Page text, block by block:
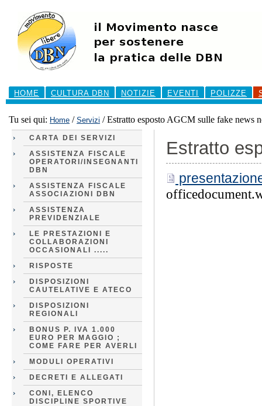
contenuti.
navigazione
Sezioni
HOME
CULTURA DBN NOTIZIE EVENTI POLIZZE
Tu sei qui: Home / Servizi /Estratto esposto AGCM sulle fake news
CARTA DEI SERVIZI
ASSISTENZA FISCALE
OPERATORI/INSEGNANTI
DBN
ASSISTENZA FISCALE
ASSOCIAZIONI DBN
ASSISTENZA
PREVIDENZIALE
LE PRESTAZIONI E
COLLABORAZIONI
OCCASIONALI .....
RISPOSTE
DISPOSIZIONI
CAUTELATIVE E ATECO
DISPOSIZIONI
REGIONALI
BONUS P. IVA 1.000
EURO PER MAGGIO ;
COME FARE PER AVERLI
MODULI OPERATIVI
DECRETI E ALLEGATI
CONI, ELENCO
DISCIPLINE SPORTIVE
Estratto